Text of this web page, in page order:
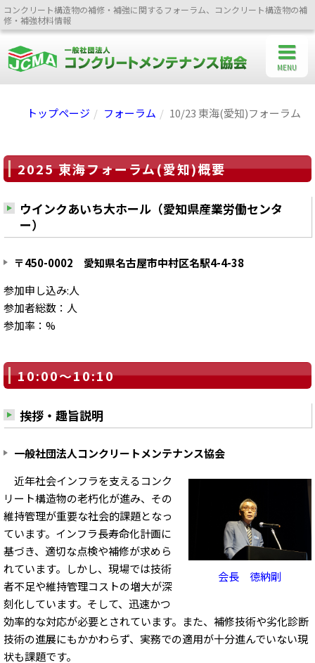
コンクリート構造物の補修・補強に関するフォーラム、コンクリート構造物の補
修・補強材料情報
トップページ フォーラム 10/23 東海(愛知)フォーラム
2025 東海フォーラム(愛知)概要
ウインクあいち大ホール（愛知県産業労働センタ
ー）
〒450-0002 愛知県名古屋市中村区名駅4-4-38
参加申し込み:人
参加者総数：人
参加率：%
10:00～10:10
挨拶・趣旨説明
一般社団法人コンクリートメンテナンス協会
会長 徳納剛
近年社会インフラを支えるコンク
リート構造物の老朽化が進み、その
維持管理が重要な社会的課題となっ
ています。インフラ長寿命化計画に
基づき、適切な点検や補修が求めら
れています。しかし、現場では技術
者不足や維持管理コストの増大が深
刻化しています。そして、迅速かつ
効率的な対応が必要とされています。また、補修技術や劣化診断
技術の進展にもかかわらず、実務での適用が十分進んでいない現
状も課題です。
MENU